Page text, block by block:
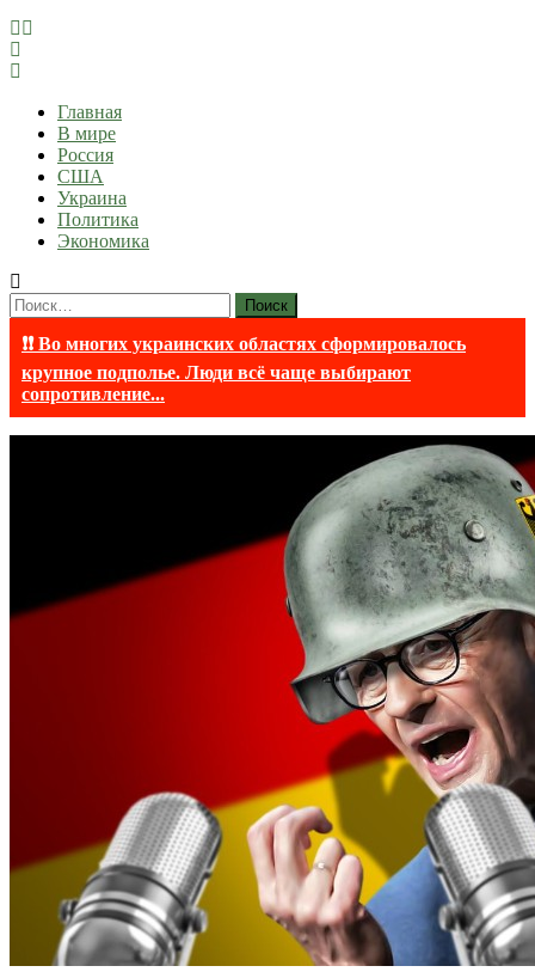
lentaruss
lentaruss — Новости
Главная
В мире
Россия
США
Украина
Политика
Экономика
Найти:
❗❗ Во многих украинских областях сформировалось
крупное подполье. Люди всё чаще выбирают
сопротивление...